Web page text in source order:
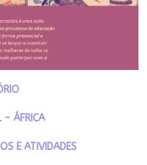
- ÁFRICA
E ATIVIDADES